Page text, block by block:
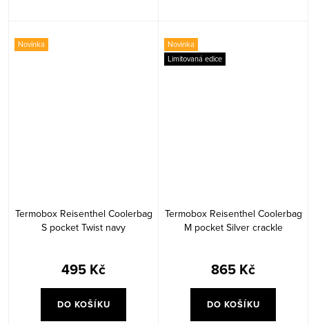
Novinka
Termobox Reisenthel Coolerbag
S pocket Twist navy
495 Kč
DO KOŠÍKU
Novinka
Limitovaná edice
Termobox Reisenthel Coolerbag
M pocket Silver crackle
865 Kč
DO KOŠÍKU